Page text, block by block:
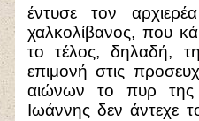
έντυσε τον
χαλκολίβανος, που
το τέλος, δηλαδή,
επιμονή στις
αιώνων το πυρ
Ιωάννης δεν άντεχε